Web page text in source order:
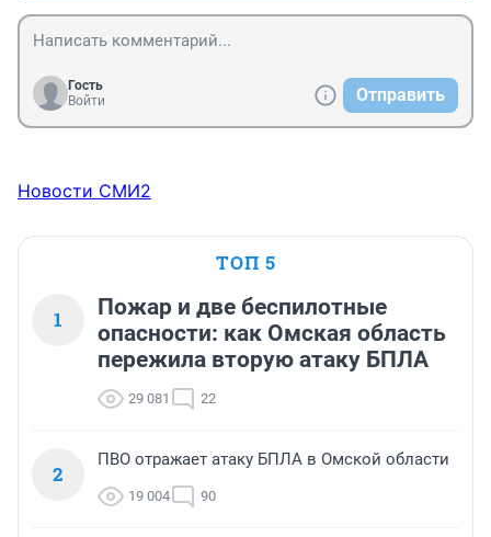
Есть таки польза от .....
Гость
Войти
Отправить
Новости СМИ2
ТОП 5
1
Пожар и две беспилотные
опасности: как Омская область
пережила вторую атаку БПЛА
29 081 22
2
ПВО отражает атаку БПЛА в Омской области
19 004 90